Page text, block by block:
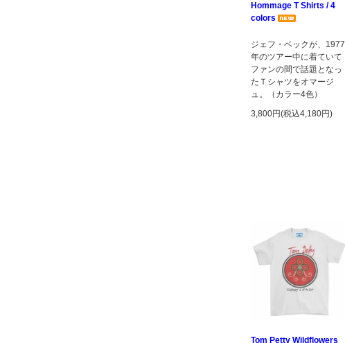
Hommage T Shirts / 4
colors
ジェフ・ベックが、1977
年のツアー中に着ていて
ファンの間で話題となっ
たＴシャツをオマージ
ュ。（カラー4色）
3,800円(税込4,180円)
Tom Petty Wildflowers